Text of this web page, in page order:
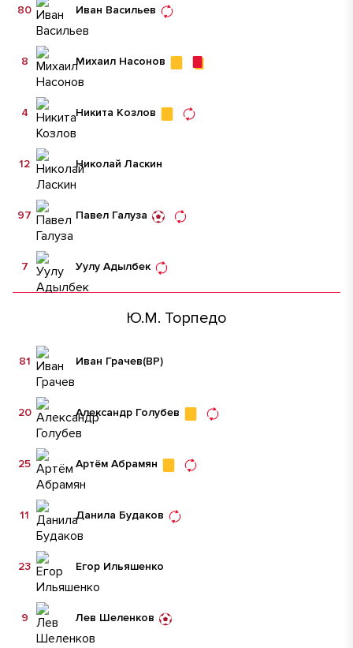
Иван Васильев
80
Михаил Насонов
8
Никита Козлов
4
Николай Ласкин
12
Павел Галуза
97
Уулу Адылбек
7
Ю.М. Торпедо
Иван Грачев(ВР)
81
Александр Голубев
20
Артём Абрамян
25
Данила Будаков
11
Егор Ильяшенко
23
Лев Шеленков
9